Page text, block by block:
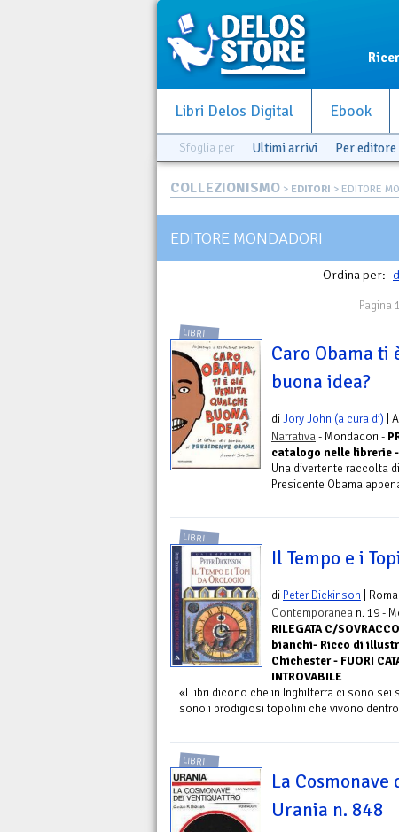
Libri Delos Digital Ebook
Sfoglia per Ultimi arrivi Per editore
COLLEZIONISMO > EDITORI > EDITORE
EDITORE MONDADORI
Ordina per:
Pagina
LIBRI
Caro Obama ti
buona idea?
diJory John (a cura di) |
Narrativa- Mondadori -
catalogo nelle librerie
Una divertente raccolta
Presidente Obama
LIBRI
Il Tempo e i
di Peter Dickinson |
Contemporanea n. 19 -
RILEGATA C/
bianchi- Ricco di
Chichester - FUORI
INTROVABILE
«I libri dicono che in Inghilterra ci sono sei
sono i prodigiosi topolini che vivono
LIBRI
La
Urania n. 848